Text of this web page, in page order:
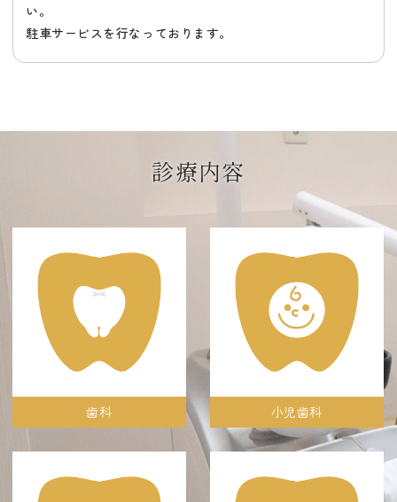
い。
駐車サービスを行なっております。
診療内容
歯科 小児歯科